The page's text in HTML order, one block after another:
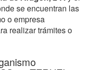
se encuentran las
o empresa
realizar trámites o